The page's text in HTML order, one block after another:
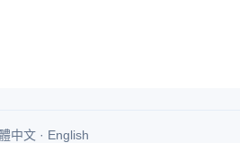
中文 · English